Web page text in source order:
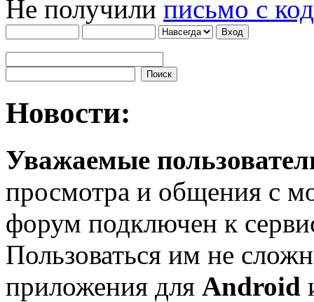
Не получили письмо с
Новости:
Уважаемые
просмотра и общения с
форум подключен к
Пользоваться им не
приложения для Android